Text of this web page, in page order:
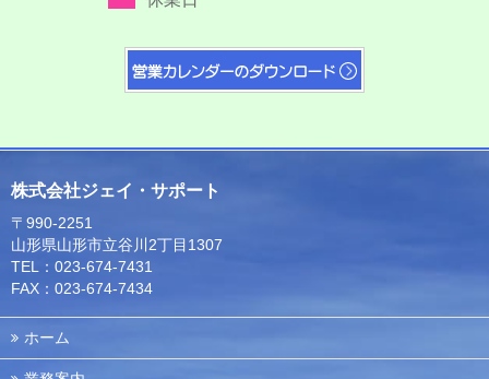
株式会社ジェイ・サポート
〒990-2251
山形県山形市立谷川2丁目1307
TEL：023-674-7431
FAX：023-674-7434
ホーム